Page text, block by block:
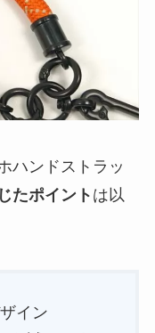
ハンドストラッ
たポイントは以
イン